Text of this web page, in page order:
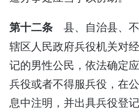
第十二条 县、自治县、
辖区人民政府兵役机关对
记的男性公民，依法确定
兵役或者不得服兵役，在
息中注明，并出具兵役登